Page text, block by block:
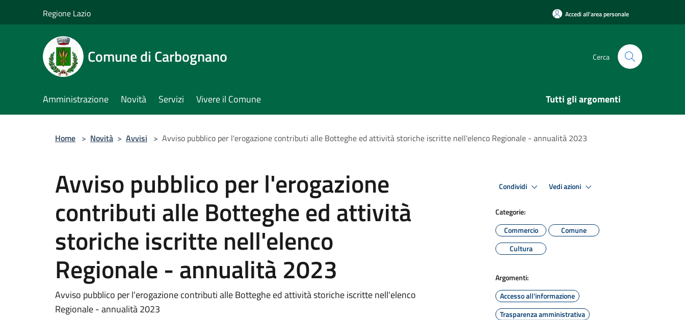
Regione Lazio Accedi all'area personale
Comune di Carbognano Cerca
Amministrazione Novità Servizi Vivere il Comune Tutti gli argomenti
Home > Novità > Avvisi > Avviso pubblico per l'erogazione contributi alle Botteghe ed attività storiche iscritte nell'elenco Regionale - annualità 2023
Avviso pubblico per l'erogazione
contributi alle Botteghe ed attività
storiche iscritte nell'elenco
Regionale - annualità 2023
Avviso pubblico per l'erogazione contributi alle Botteghe ed attività storiche iscritte nell'elenco
Regionale - annualità 2023
Condividi Vedi azioni
Categorie:
Commercio
Comune
Cultura
Argomenti:
Accesso all'informazione
Trasparenza amministrativa